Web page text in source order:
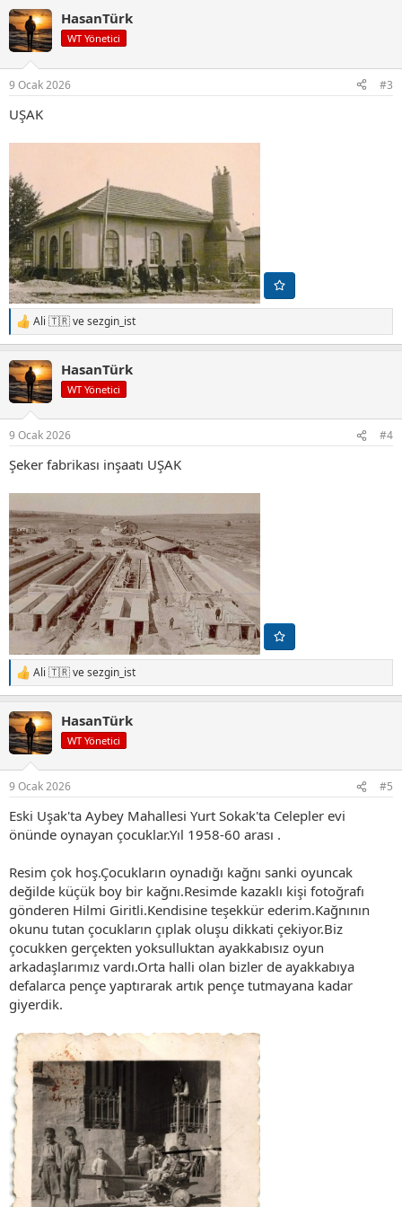
k
i
l
HasanTürk
WT Yönetici
9 Ocak 2026 #3
UŞAK
T
e
k
i
l
Ali 🇹🇷vesezgin_ist
HasanTürk
WT Yönetici
9 Ocak 2026 #4
Şeker fabrikası inşaatı UŞAK
T
e
k
i
l
Ali 🇹🇷vesezgin_ist
HasanTürk
WT Yönetici
9 Ocak 2026 #5
Eski Uşak'ta Aybey Mahallesi Yurt Sokak'ta Celepler evi
önünde oynayan çocuklar.Yıl 1958-60 arası .
Resim çok hoş.Çocukların oynadığı kağnı sanki oyuncak
değilde küçük boy bir kağnı.Resimde kazaklı kişi fotoğrafı
gönderen Hilmi Giritli.Kendisine teşekkür ederim.Kağnının
okunu tutan çocukların çıplak oluşu dikkati çekiyor.Biz
çocukken gerçekten yoksulluktan ayakkabısız oyun
arkadaşlarımız vardı.Orta halli olan bizler de ayakkabıya
defalarca pençe yaptırarak artık pençe tutmayana kadar
giyerdik.